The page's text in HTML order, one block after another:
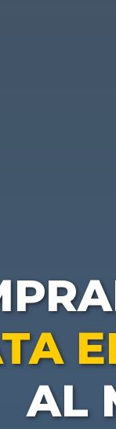
AL